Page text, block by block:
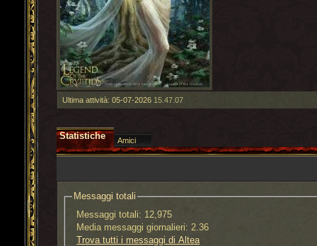
Ultima attività: 05-07-2026 15.47.07
Statistiche Amici
Messaggi totali
Messaggi totali: 12,975
Media messaggi giornalieri: 2.36
Trova tutti i messaggi di Altea